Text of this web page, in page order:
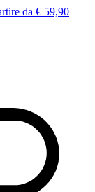
da € 59,90